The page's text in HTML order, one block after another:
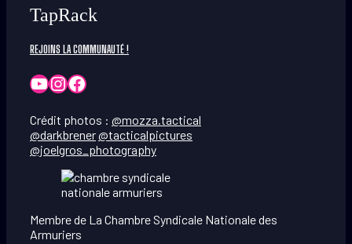
TapRack
REJOINS LA COMMUNAUTÉ !
YouTube
Instagram
Facebook
Crédit photos : @mozza.tactical
@darkbrener@tacticalpictures
@joelgros_photography
Membre de La Chambre Syndicale Nationale des
Armuriers